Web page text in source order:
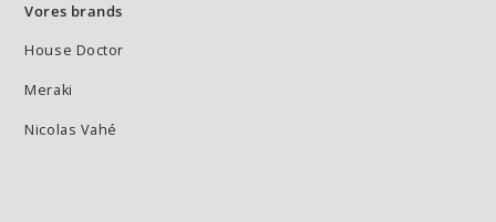
Vores brands
House Doctor
Meraki
Nicolas Vahé